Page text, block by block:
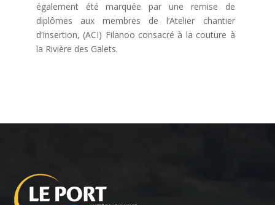
également été marquée par une remise de
diplômes aux membres de l’Atelier chantier
d’Insertion, (ACI) Filanoo consacré à la couture à
la Rivière des Galets.